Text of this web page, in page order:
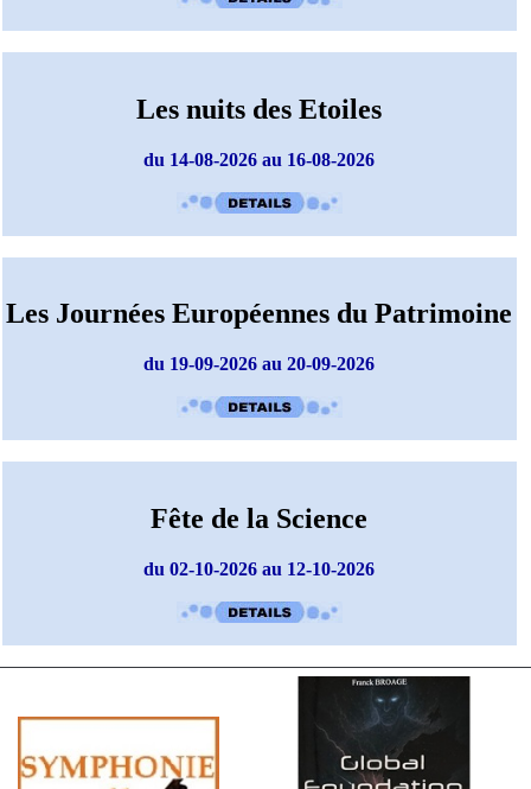
Les nuits des Etoiles
du 14-08-2026 au 16-08-2026
Les Journées Européennes du Patrimoine
du 19-09-2026 au 20-09-2026
Fête de la Science
du 02-10-2026 au 12-10-2026